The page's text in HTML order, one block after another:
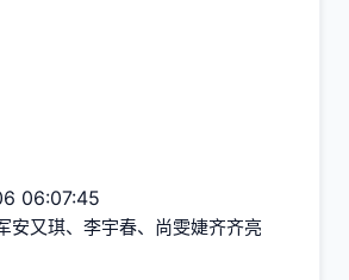
06:07:45
安又琪、李宇春、尚雯婕齐齐亮